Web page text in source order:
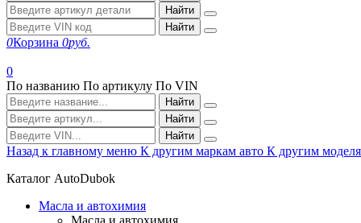
Найти
Найти
0Корзина 0руб.
0
По названию По артикулу По VIN
Найти
Найти
Найти
Назад к главному меню К другим маркам авто К другим
Каталог AutoDubok
Масла и автохимия
Масла и автохимия